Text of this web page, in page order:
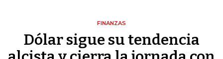
FINANZAS
Dólar sigue su tendencia